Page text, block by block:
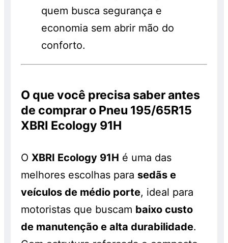
quem busca segurança e
economia sem abrir mão do
conforto.
O que você precisa saber antes
de comprar o Pneu 195/65R15
XBRI Ecology 91H
OXBRI Ecology 91H é uma das
melhores escolhas para sedãs e
veículos de médio porte, ideal para
motoristas que buscam baixo custo
de manutenção e alta durabilidade.